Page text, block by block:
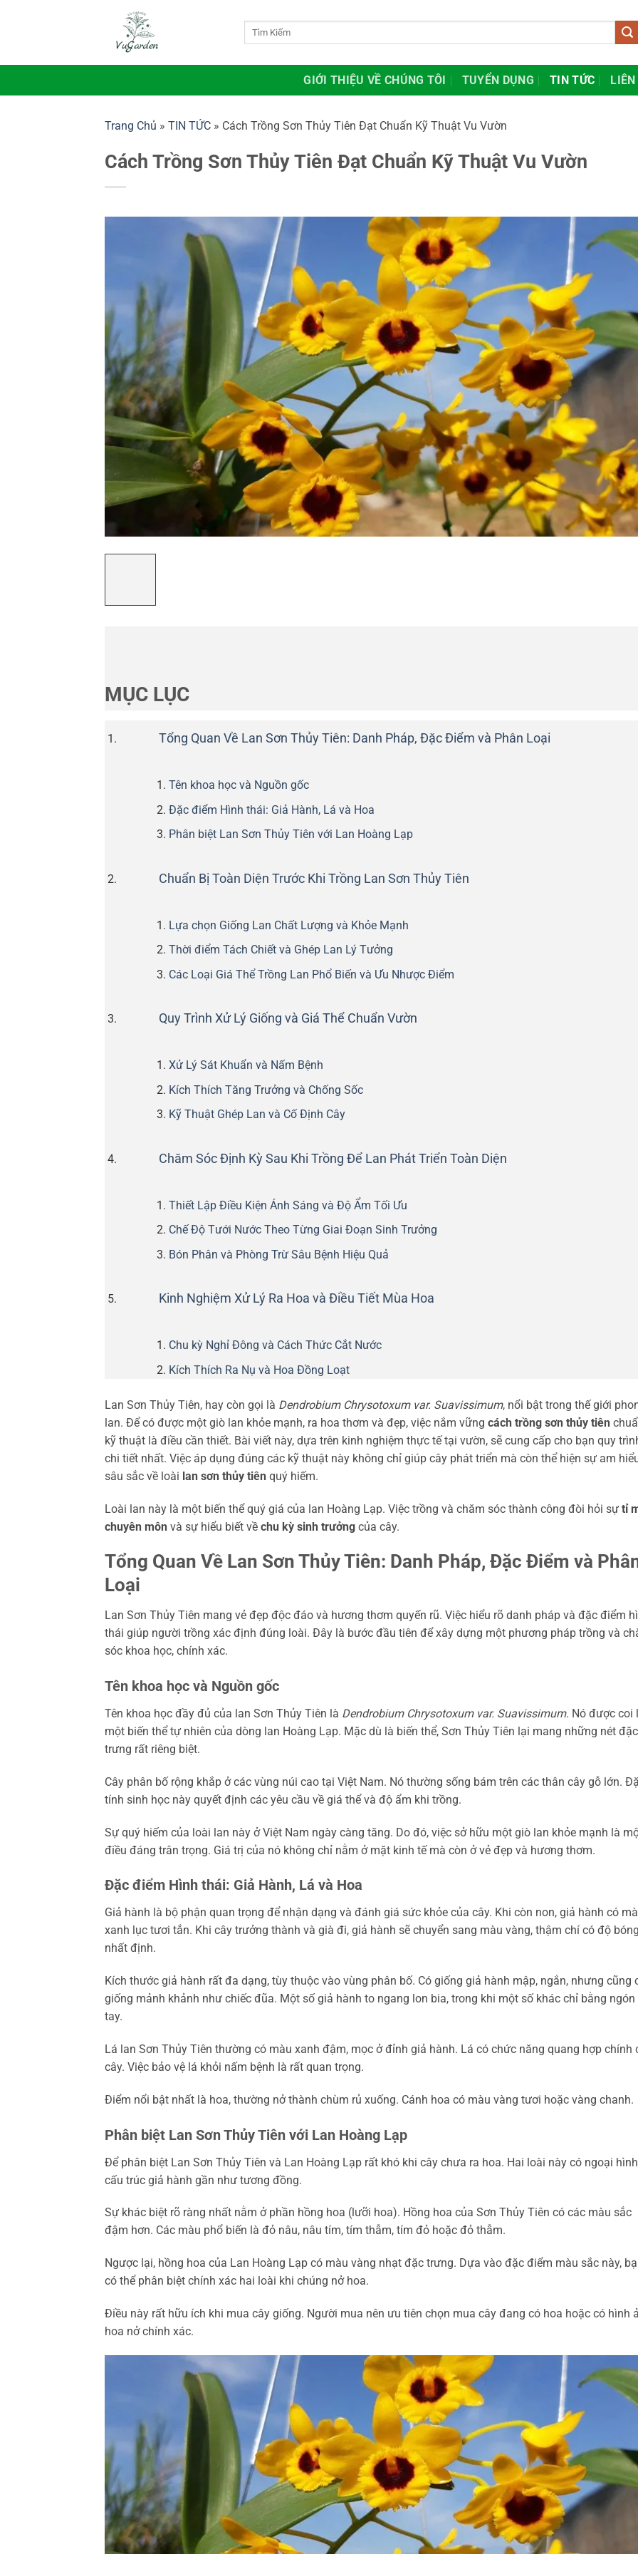
dung
GIỚI THIỆU VỀ CHÚNG TÔI TUYỂN DỤNG TIN TỨC LIÊN
Trang Chủ » TIN TỨC » Cách Trồng Sơn Thủy Tiên Đạt Chuẩn Kỹ Thuật Vu Vườn
Cách Trồng Sơn Thủy Tiên Đạt Chuẩn Kỹ Thuật Vu Vườn
MỤC LỤC
Tổng Quan Về Lan Sơn Thủy Tiên: Danh Pháp, Đặc Điểm và Phân Loại
Tên khoa học và Nguồn gốc
Đặc điểm Hình thái: Giả Hành, Lá và Hoa
Phân biệt Lan Sơn Thủy Tiên với Lan Hoàng Lạp
Chuẩn Bị Toàn Diện Trước Khi Trồng Lan Sơn Thủy Tiên
Lựa chọn Giống Lan Chất Lượng và Khỏe Mạnh
Thời điểm Tách Chiết và Ghép Lan Lý Tưởng
Các Loại Giá Thể Trồng Lan Phổ Biến và Ưu Nhược Điểm
Quy Trình Xử Lý Giống và Giá Thể Chuẩn Vườn
Xử Lý Sát Khuẩn và Nấm Bệnh
Kích Thích Tăng Trưởng và Chống Sốc
Kỹ Thuật Ghép Lan và Cố Định Cây
Chăm Sóc Định Kỳ Sau Khi Trồng Để Lan Phát Triển Toàn Diện
Thiết Lập Điều Kiện Ánh Sáng và Độ Ẩm Tối Ưu
Chế Độ Tưới Nước Theo Từng Giai Đoạn Sinh Trưởng
Bón Phân và Phòng Trừ Sâu Bệnh Hiệu Quả
Kinh Nghiệm Xử Lý Ra Hoa và Điều Tiết Mùa Hoa
Chu kỳ Nghỉ Đông và Cách Thức Cắt Nước
Kích Thích Ra Nụ và Hoa Đồng Loạt
Lan Sơn Thủy Tiên, hay còn gọi là Dendrobium Chrysotoxum var. Suavissimum, nổi bật trong thế giới
lan. Để có được một giò lan khỏe mạnh, ra hoa thơm và đẹp, việc nắm vững cách trồng sơn thủy tiên
kỹ thuật là điều cần thiết. Bài viết này, dựa trên kinh nghiệm thực tế tại vườn, sẽ cung cấp cho bạn quy
chi tiết nhất. Việc áp dụng đúng các kỹ thuật này không chỉ giúp cây phát triển mà còn thể hiện sự am
sâu sắc về loài lan sơn thủy tiên quý hiếm.
Loài lan này là một biến thể quý giá của lan Hoàng Lạp. Việc trồng và chăm sóc thành công đòi hỏi sự tỉ
chuyên môn và sự hiểu biết về chu kỳ sinh trưởng của cây.
Tổng Quan Về Lan Sơn Thủy Tiên: Danh Pháp, Đặc Điểm và
Loại
Lan Sơn Thủy Tiên mang vẻ đẹp độc đáo và hương thơm quyến rũ. Việc hiểu rõ danh pháp và đặc điểm
thái giúp người trồng xác định đúng loài. Đây là bước đầu tiên để xây dựng một phương pháp trồng và
sóc khoa học, chính xác.
Tên khoa học và Nguồn gốc
Tên khoa học đầy đủ của lan Sơn Thủy Tiên là Dendrobium Chrysotoxum var. Suavissimum. Nó được coi
một biến thể tự nhiên của dòng lan Hoàng Lạp. Mặc dù là biến thể, Sơn Thủy Tiên lại mang những nét đặc
trưng rất riêng biệt.
Cây phân bố rộng khắp ở các vùng núi cao tại Việt Nam. Nó thường sống bám trên các thân cây gỗ lớn.
tính sinh học này quyết định các yêu cầu về giá thể và độ ẩm khi trồng.
Sự quý hiếm của loài lan này ở Việt Nam ngày càng tăng. Do đó, việc sở hữu một giò lan khỏe mạnh là
điều đáng trân trọng. Giá trị của nó không chỉ nằm ở mặt kinh tế mà còn ở vẻ đẹp và hương thơm.
Đặc điểm Hình thái: Giả Hành, Lá và Hoa
Giả hành là bộ phận quan trọng để nhận dạng và đánh giá sức khỏe của cây. Khi còn non, giả hành có
xanh lục tươi tắn. Khi cây trưởng thành và già đi, giả hành sẽ chuyển sang màu vàng, thậm chí có độ bóng
nhất định.
Kích thước giả hành rất đa dạng, tùy thuộc vào vùng phân bố. Có giống giả hành mập, ngắn, nhưng cũng
giống mảnh khảnh như chiếc đũa. Một số giả hành to ngang lon bia, trong khi một số khác chỉ bằng ngón
tay.
Lá lan Sơn Thủy Tiên thường có màu xanh đậm, mọc ở đỉnh giả hành. Lá có chức năng quang hợp chính
cây. Việc bảo vệ lá khỏi nấm bệnh là rất quan trọng.
Điểm nổi bật nhất là hoa, thường nở thành chùm rủ xuống. Cánh hoa có màu vàng tươi hoặc vàng chanh.
Phân biệt Lan Sơn Thủy Tiên với Lan Hoàng Lạp
Để phân biệt Lan Sơn Thủy Tiên và Lan Hoàng Lạp rất khó khi cây chưa ra hoa. Hai loài này có ngoại
cấu trúc giả hành gần như tương đồng.
Sự khác biệt rõ ràng nhất nằm ở phần hồng hoa (lưỡi hoa). Hồng hoa của Sơn Thủy Tiên có các màu sắc
đậm hơn. Các màu phổ biến là đỏ nâu, nâu tím, tím thẫm, tím đỏ hoặc đỏ thẫm.
Ngược lại, hồng hoa của Lan Hoàng Lạp có màu vàng nhạt đặc trưng. Dựa vào đặc điểm màu sắc này,
có thể phân biệt chính xác hai loài khi chúng nở hoa.
Điều này rất hữu ích khi mua cây giống. Người mua nên ưu tiên chọn mua cây đang có hoa hoặc có hình
hoa nở chính xác.